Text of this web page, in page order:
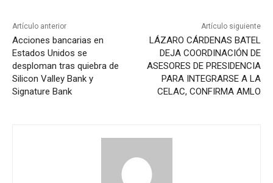
Artículo anterior
Acciones bancarias en
Estados Unidos se
desploman tras quiebra de
Silicon Valley Bank y
Signature Bank
Artículo siguiente
LÁZARO CÁRDENAS BATEL
DEJA COORDINACIÓN DE
ASESORES DE PRESIDENCIA
PARA INTEGRARSE A LA
CELAC, CONFIRMA AMLO